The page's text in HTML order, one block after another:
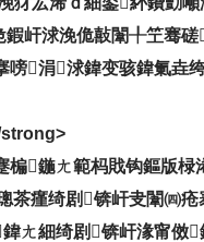
屽浗浼佹敼闈╀笁骞磋
嗙涓浗鍏变骇鍏氭垚
strong>
楄鍦ㄤ範杩戝钩鏂版
茶瘽绮剧锛屽叏闈㈣
ㄤ細绮剧锛屽湪甯傚